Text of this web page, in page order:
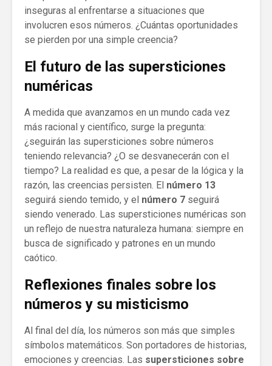
inseguras al enfrentarse a situaciones que
involucren esos números. ¿Cuántas oportunidades
se pierden por una simple creencia?
El futuro de las supersticiones
numéricas
A medida que avanzamos en un mundo cada vez
más racional y científico, surge la pregunta:
¿seguirán las supersticiones sobre números
teniendo relevancia? ¿O se desvanecerán con el
tiempo? La realidad es que, a pesar de la lógica y la
razón, las creencias persisten. El número 13
seguirá siendo temido, y el número 7 seguirá
siendo venerado. Las supersticiones numéricas son
un reflejo de nuestra naturaleza humana: siempre en
busca de significado y patrones en un mundo
caótico.
Reflexiones finales sobre los
números y su misticismo
Al final del día, los números son más que simples
símbolos matemáticos. Son portadores de historias,
emociones y creencias. Las supersticiones sobre